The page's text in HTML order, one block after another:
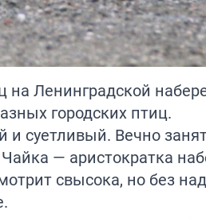
на Ленинградской
городских птиц.
суетливый. Вечно
— аристократка
свысока, но без